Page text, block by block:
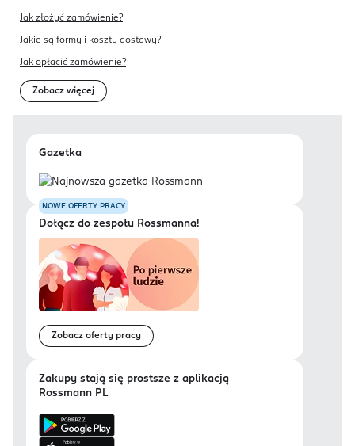
Jak złożyć zamówienie?
Jakie są formy i koszty dostawy?
Jak opłacić zamówienie?
Zobacz więcej
Gazetka
NOWE OFERTY PRACY
Dołącz do zespołu Rossmanna!
Zobacz oferty pracy
Zakupy stają się prostsze z aplikacją
Rossmann PL